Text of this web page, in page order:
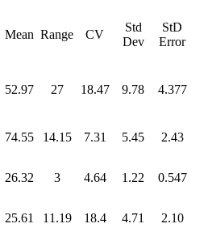
Mean Range CV
Std
Dev
StD
Error
52.97 27 18.47 9.78 4.377
74.55 14.15 7.31 5.45 2.43
26.32 3 4.64 1.22 0.547
25.61 11.19 18.4 4.71 2.10